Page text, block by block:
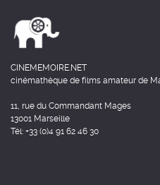
CINEMEMOIRE.NET
cinémathèque de films amateur de
11, rue du Commandant Mages
13001 Marseille
Tél: +33 (0)4 91 62 46 30